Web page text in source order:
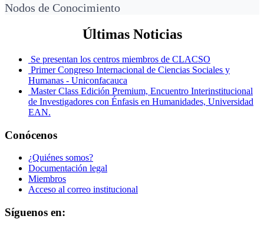
Nodos de Conocimiento
Últimas Noticias
Se presentan los centros miembros de CLACSO
Primer Congreso Internacional de Ciencias Sociales y
Humanas - Uniconfacauca
Master Class Edición Premium, Encuentro Interinstitucional
de Investigadores con Énfasis en Humanidades, Universidad
EAN.
Conócenos
¿Quiénes somos?
Documentación legal
Miembros
Acceso al correo institucional
Síguenos en: